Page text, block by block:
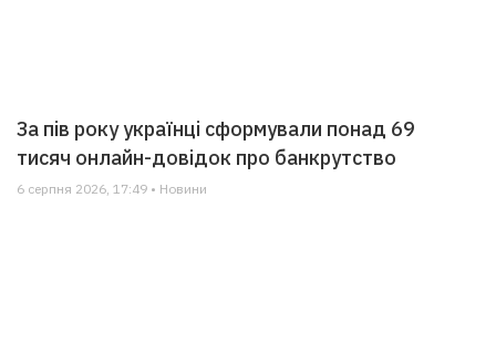
За пів року українці сформували понад 69
тисяч онлайн-довідок про банкрутство
6 серпня 2026, 17:49 • Новини